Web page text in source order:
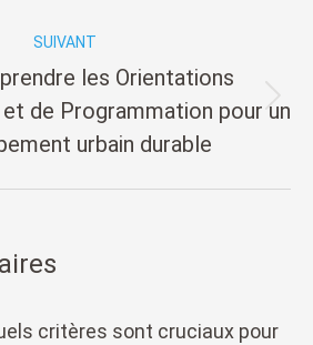
SUIVANT
Article
suivant
les Orientations
et de Programmation pour un
urbain durable
critères sont cruciaux pour